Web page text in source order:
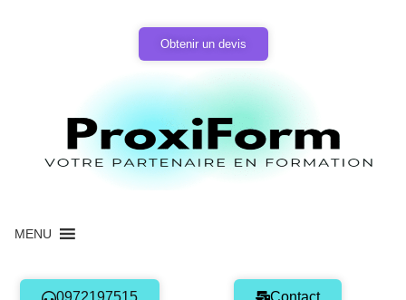
Obtenir un devis
MENU
0972197515 Contact